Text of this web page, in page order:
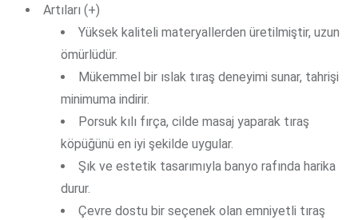
Artıları (+)
Yüksek kaliteli materyallerden üretilmiştir, uzun
ömürlüdür.
Mükemmel bir ıslak tıraş deneyimi sunar, tahrişi
minimuma indirir.
Porsuk kılı fırça, cilde masaj yaparak tıraş
köpüğünü en iyi şekilde uygular.
Şık ve estetik tasarımıyla banyo rafında harika
durur.
Çevre dostu bir seçenek olan emniyetli tıraş